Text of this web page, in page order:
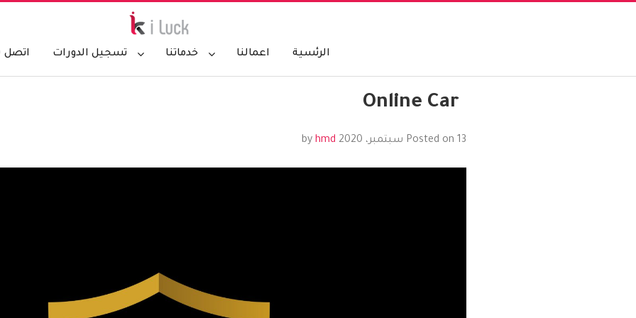
الرئسية اعمالنا خدماتنا تسجيل الدورات اتصل
Online Car
Posted on 13 سبتمبر، 2020 hmd